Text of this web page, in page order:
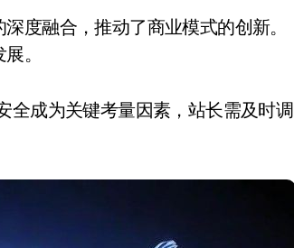
度融合，推动了商业模式的创新。
。
全成为关键考量因素，站长需及时调